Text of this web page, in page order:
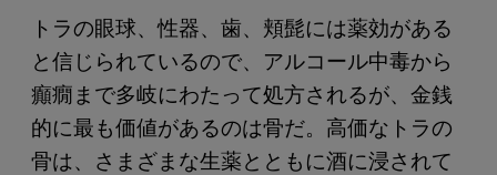
トラの眼球、性器、歯、頬髭には薬効がある
と信じられているので、アルコール中毒から
癲癇まで多岐にわたって処方されるが、金銭
的に最も価値があるのは骨だ。高価なトラの
骨は、さまざまな生薬とともに酒に浸されて